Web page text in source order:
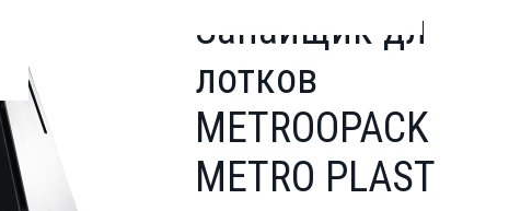
Запайщик для
лотков
METROOPACK M10
METRO PLAST